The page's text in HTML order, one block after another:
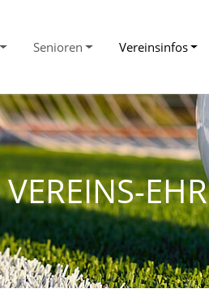
Senioren Vereinsinfos
VEREINS-